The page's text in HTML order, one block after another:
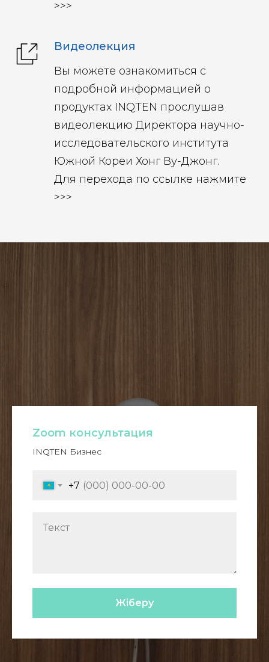
>>>
Видеолекция
Вы можете ознакомиться с
подробной информацией о
продуктах INQTEN прослушав
видеолекцию Директора научно-
исследовательского института
Южной Кореи Хонг Ву-Джонг.
Для перехода по ссылке нажмите
>>>
Zoom консультация
INQTEN Бизнес
+7
Жіберу